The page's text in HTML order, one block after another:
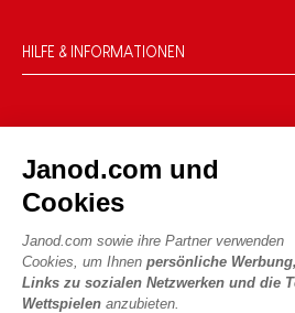
Janod.com und
Cookies
Janod.com sowie ihre Partner verwenden
Cookies, um Ihnen persönliche
Links zu sozialen Netzwerken und die
Wettspielen anzubieten.
HILFE & INFORMATIONEN
FAQ
Kontakt
Händler
Persönliche daten
Cookies
Die Geschichte
Unsere Expertise
CSR-Verpflichtungen
Was ist FSC®?
UNSERE LEISTUNGEN
Sicheres Bezahlen
Lieferbedingungen
PROFESSIONAL